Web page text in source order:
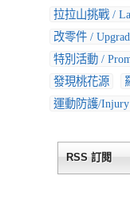
拉拉山挑戰 /
改零件 /
特別活動 /
發現桃花源
運動防護/Injury
RSS 訂閱